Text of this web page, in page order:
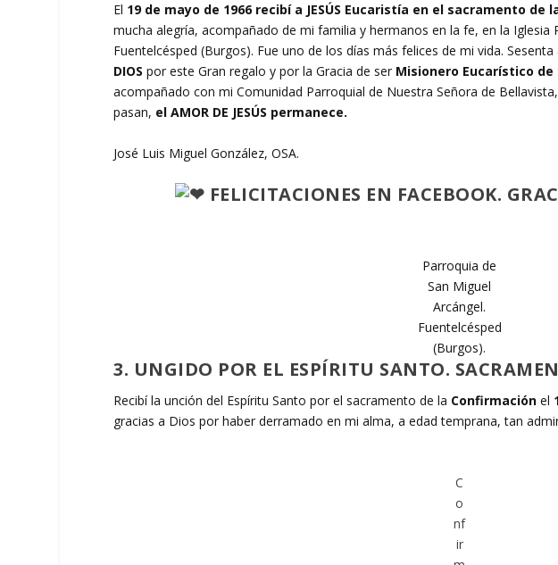
El 19 de mayo de 1966 recibí a JESÚS Eucaristía en el sacramento de
mucha alegría, acompañado de mi familia y hermanos en la fe, en la Iglesia
Fuentelcésped (Burgos). Fue uno de los días más felices de mi vida.
DIOS por este Gran regalo y por la Gracia de ser Misionero Eucarístico de
acompañado con mi Comunidad Parroquial de Nuestra Señora de
pasan, el AMOR DE JESÚS permanece.
José Luis Miguel González, OSA.
FELICITACIONES EN FACEBOOK.
Parroquia de
San Miguel
Arcángel.
Fuentelcésped
(Burgos).
3. UNGIDO POR EL ESPÍRITU SANTO.
Recibí la unción del Espíritu Santo por el sacramento de la Confirmación el
gracias a Dios por haber derramado en mi alma, a edad temprana, tan
C
o
nf
ir